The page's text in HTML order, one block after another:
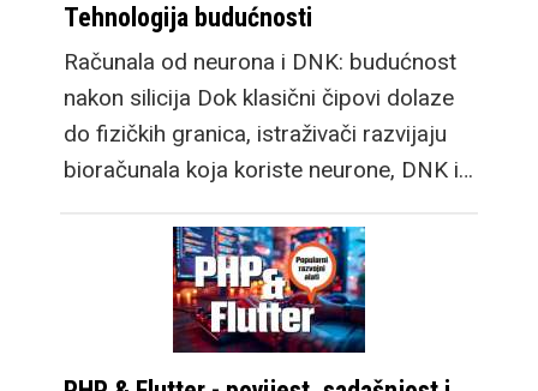
Tehnologija budućnosti
Računala od neurona i DNK: budućnost
nakon silicija Dok klasični čipovi dolaze
do fizičkih granica, istraživači razvijaju
bioračunala koja koriste neurone, DNK i…